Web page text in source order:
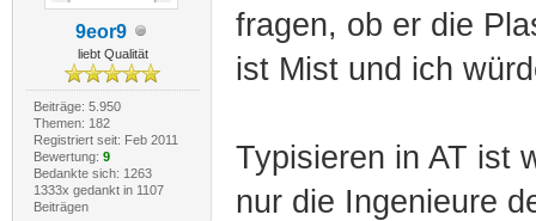
9eor9
liebt Qualität
Beiträge: 5.950
Themen: 182
Registriert seit: Feb 2011
Bewertung: 9
Bedankte sich: 1263
1333x gedankt in 1107
Beiträgen
fragen, ob er die
ist Mist und ich
Typisieren in AT ist
nur die Ingenieure